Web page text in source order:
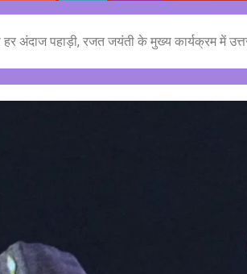
हर अंदाज पहाड़ी, रजत जयंती के मुख्य कार्यक्रम में